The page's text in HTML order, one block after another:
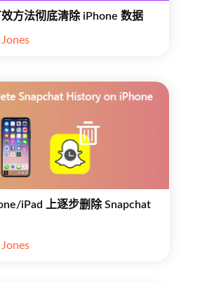
方法彻底清除 iPhone 数据
Jones
iPad 上逐步删除 Snapchat
Jones